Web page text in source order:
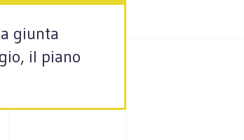
giunta
il piano